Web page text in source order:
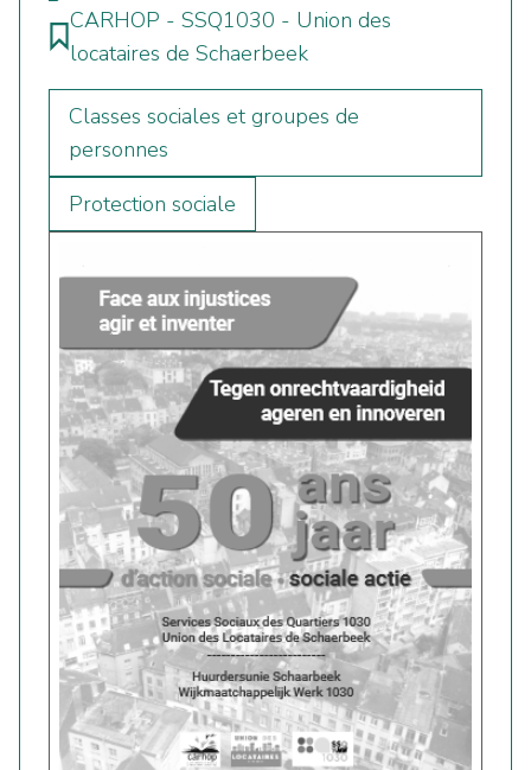
CARHOP - SSQ1030 - Union des
locataires de Schaerbeek
Classes sociales et groupes de
personnes
Protection sociale